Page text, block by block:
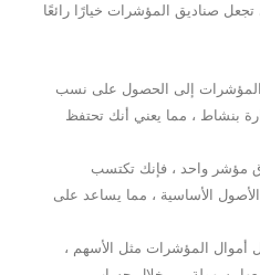
صناديق المؤشرات خيارًا رائعًا
المؤشرات إلى الحصول على نسب
بنشاط ، مما يعني أنك تحتفظ
مؤشر واحد ، فإنك تكتسب
الأساسية ، مما يساعد على
أموال المؤشرات مثل الأسهم ،